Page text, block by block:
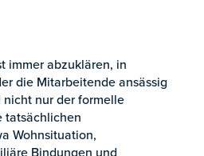
immer abzuklären, in
die Mitarbeitende ansässig
nur der formelle
tatsächlichen
Wohnsituation,
Bindungen und